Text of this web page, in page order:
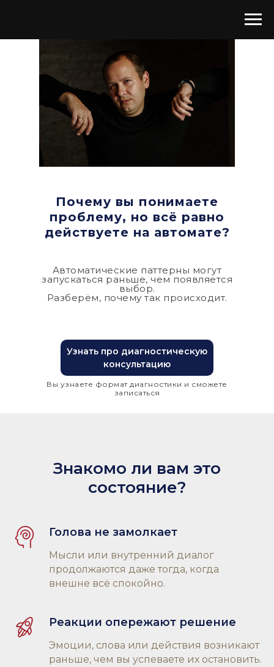
Почему вы понимаете
проблему, но всё равно
действуете на автомате?
Вы узнаете формат диагностики и сможете
записаться
Автоматические паттерны могут
запускаться раньше, чем появляется
выбор.
Разберём, почему так происходит.
Узнать про диагностическую
консультацию
Знакомо ли вам это
состояние?
Голова не замолкает
Мысли или внутренний диалог
продолжаются даже тогда, когда
внешне всё спокойно.
Реакции опережают решение
Эмоции, слова или действия возникают
раньше, чем вы успеваете их остановить.